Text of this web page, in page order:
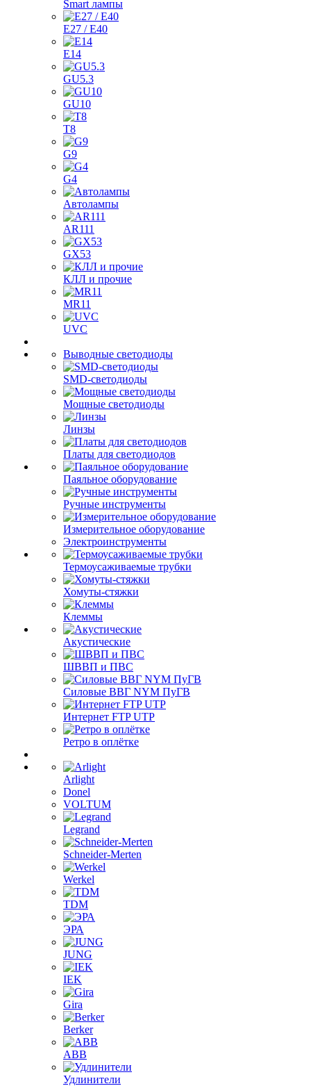
Smart лампы
E27 / E40
E14
GU5.3
GU10
T8
G9
G4
Автолампы
AR111
GX53
КЛЛ и прочие
MR11
UVC
Выводные светодиоды
SMD-светодиоды
Мощные светодиоды
Линзы
Платы для светодиодов
Паяльное оборудование
Ручные инструменты
Измерительное оборудование
Электроинструменты
Термоусаживаемые трубки
Хомуты-стяжки
Клеммы
Акустические
ШВВП и ПВС
Силовые ВВГ NYM ПуГВ
Интернет FTP UTP
Ретро в оплётке
Arlight
Donel
VOLTUM
Legrand
Schneider-Merten
Werkel
TDM
ЭРА
JUNG
IEK
Gira
Berker
ABB
Удлинители